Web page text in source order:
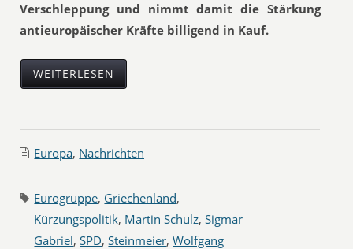
Verschleppung und nimmt damit die Stärkung
antieuropäischer Kräfte billigend in Kauf.
WEITERLESEN
Europa, Nachrichten
Eurogruppe, Griechenland,
Kürzungspolitik, Martin Schulz,Sigmar
Gabriel,SPD,Steinmeier,Wolfgang